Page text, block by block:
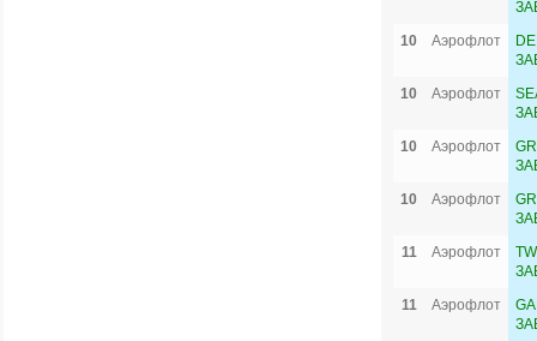
10
Аэрофлот
10
Аэрофлот
10
Аэрофлот
10
Аэрофлот
11
Аэрофлот
11
Аэрофлот